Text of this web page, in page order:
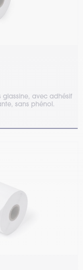
glassine, avec adhésif
sans phénol.